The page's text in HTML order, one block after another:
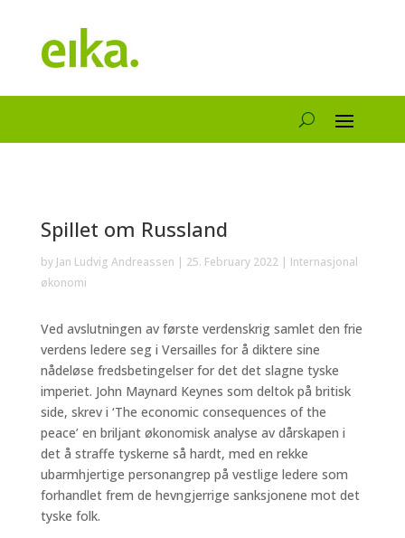
Spillet om Russland
by Jan Ludvig Andreassen | 25. February 2022| Internasjonal
økonomi
Ved avslutningen av første verdenskrig samlet den frie
verdens ledere seg i Versailles for å diktere sine
nådeløse fredsbetingelser for det det slagne tyske
imperiet. John Maynard Keynes som deltok på britisk
side, skrev i ‘The economic consequences of the
peace’ en briljant økonomisk analyse av dårskapen i
det å straffe tyskerne så hardt, med en rekke
ubarmhjertige personangrep på vestlige ledere som
forhandlet frem de hevngjerrige sanksjonene mot det
tyske folk.